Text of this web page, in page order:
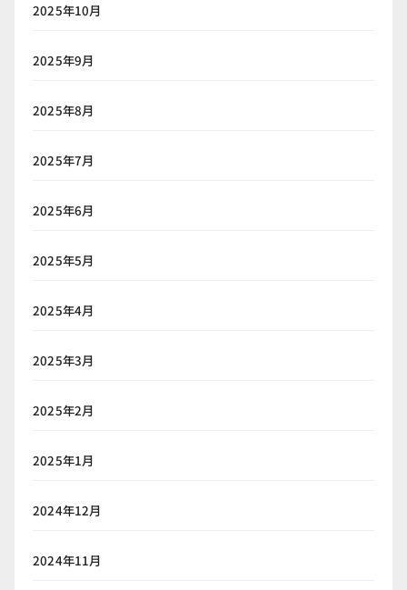
2025年10月
2025年9月
2025年8月
2025年7月
2025年6月
2025年5月
2025年4月
2025年3月
2025年2月
2025年1月
2024年12月
2024年11月